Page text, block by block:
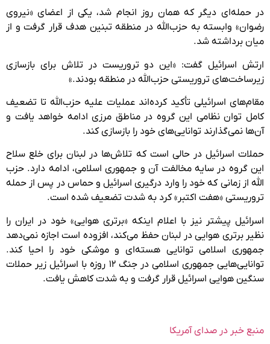
در حمله‌ای دیگر که همان روز انجام شد، یکی از اعضای «نیروی
رضوان» وابسته به حزب‌الله در منطقه تبنین هدف قرار گرفت و از
میان برداشته شد.
ارتش اسرائیل گفت: «این دو تروریست در تلاش برای بازسازی
زیرساخت‌های تروریستی حزب‌الله در منطقه بودند.»
مقام‌های اسرائیلی تأکید کرده‌اند عملیات علیه حزب‌الله تا تضعیف
کامل توان نظامی این گروه در مناطق مرزی ادامه خواهد یافت و
آن‌ها نمی‌گذارند توانایی‌های خود را بازسازی کند.
حملات اسرائیل در حالی است که تلاش‌ها در لبنان برای خلع سلاح
این گروه در سایه مخالفت آن و جمهوری اسلامی، ادامه دارد. حزب
الله از زمانی که خود را وارد درگیری اسرائیل و حماس در پس از حمله
تروریستی «هفت اکتبر» کرد به شدت تضعیف شده است.
اسرائیل پیشتر نیز با اعلام اینکه «برتری هوایی» خود در ایران را
نظیر برتری هوایی در لبنان حفظ می‌کند، افزوده است اجازه نمی‌دهد
جمهوری اسلامی توانایی هسته‌ای و موشکی خود را احیا کند.
توانایی‌هایی جمهوری اسلامی در جنگ ۱۲ روزه با اسرائیل زیر حملات
سنگین هوایی اسرائیل قرار گرفت و به شدت کاهش یافت.
منبع خبر در صدای آمریکا